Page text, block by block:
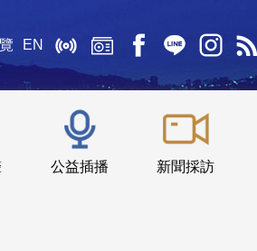
EN
公益插播 新聞採訪